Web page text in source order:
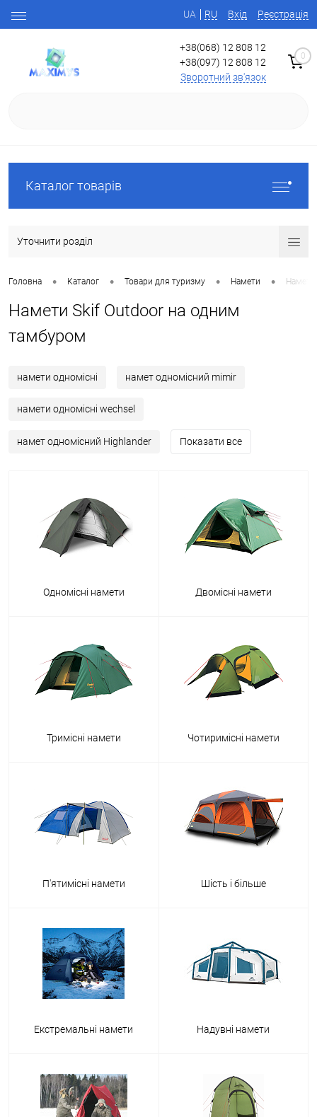
UA RU Вхід Реєстрація
+38(068) 12 808 12
+38(097) 12 808 12
Зворотний зв'язок
0
Каталог товарів
Уточнити розділ
Головна • Каталог • Товари для туризму • Намети •
Намети Skif Outdoor на одним
тамбуром
намети одномісні намет одномісний mimir
намети одномісні wechsel
намет одномісний Highlander Показати все
Одномісні намети Двомісні намети
Тримісні намети Чотиримісні намети
П'ятимісні намети Шість і більше
Екстремальні намети Надувні намети